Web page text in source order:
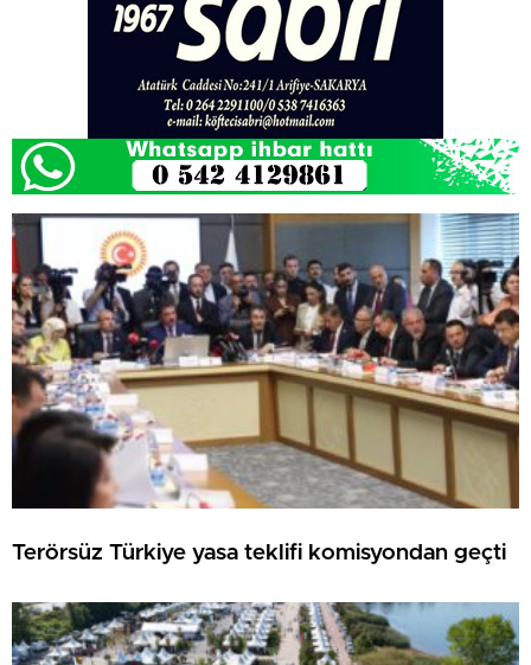
Terörsüz Türkiye yasa teklifi komisyondan geçti